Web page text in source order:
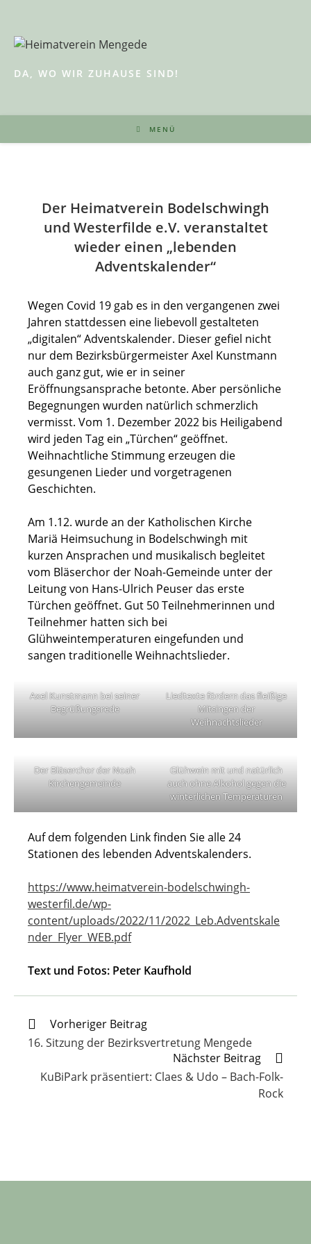
springen
DA, WO WIR ZUHAUSE SIND!
MENÜ
Der Heimatverein Bodelschwingh
und Westerfilde e.V. veranstaltet
wieder einen „lebenden
Adventskalender“
Wegen Covid 19 gab es in den vergangenen zwei
Jahren stattdessen eine liebevoll gestalteten
„digitalen“ Adventskalender. Dieser gefiel nicht
nur dem Bezirksbürgermeister Axel Kunstmann
auch ganz gut, wie er in seiner
Eröffnungsansprache betonte. Aber persönliche
Begegnungen wurden natürlich schmerzlich
vermisst. Vom 1. Dezember 2022 bis Heiligabend
wird jeden Tag ein „Türchen“ geöffnet.
Weihnachtliche Stimmung erzeugen die
gesungenen Lieder und vorgetragenen
Geschichten.
Am 1.12. wurde an der Katholischen Kirche
Mariä Heimsuchung in Bodelschwingh mit
kurzen Ansprachen und musikalisch begleitet
vom Bläserchor der Noah-Gemeinde unter der
Leitung von Hans-Ulrich Peuser das erste
Türchen geöffnet. Gut 50 Teilnehmerinnen und
Teilnehmer hatten sich bei
Glühweintemperaturen eingefunden und
sangen traditionelle Weihnachtslieder.
Axel Kunstmann bei seiner
Begrüßungsrede
Liedtexte fördern das fleißige
Mitsingen der
Weihnachtslieder
Der Bläserchor der Noah
Kirchengemeinde
Glühwein mit und natürlich
auch ohne Alkohol gegen die
winterlichen Temperaturen
Auf dem folgenden Link finden Sie alle 24
Stationen des lebenden Adventskalenders.
https://www.heimatverein-bodelschwingh-
westerfil.de/wp-
content/uploads/2022/11/2022_Leb.Adventskale
nder_Flyer_WEB.pdf
Text und Fotos: Peter Kaufhold
Weitere
Artikel
ansehen
Vorheriger Beitrag
16. Sitzung der Bezirksvertretung Mengede
Nächster Beitrag
KuBiPark präsentiert: Claes & Udo – Bach-Folk-
Rock